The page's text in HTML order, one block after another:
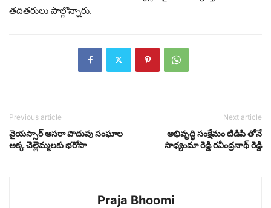
తదితరులు పాల్గొన్నారు.
Previous article
వైయస్సార్ ఆసరా పొదుపు సంఘాల
అక్క చెల్లెమ్మలకు భరోసా
Next article
అభివృద్ధి సంక్షేమం టిడిపి తోనే
సాధ్యంమా రెడ్డి రవీంద్రనాథ్ రెడ్డి
Praja Bhoomi